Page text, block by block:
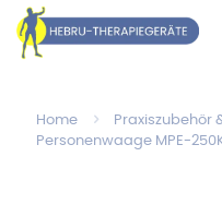
Home Praxiszubehör
Personenwaage MPE-